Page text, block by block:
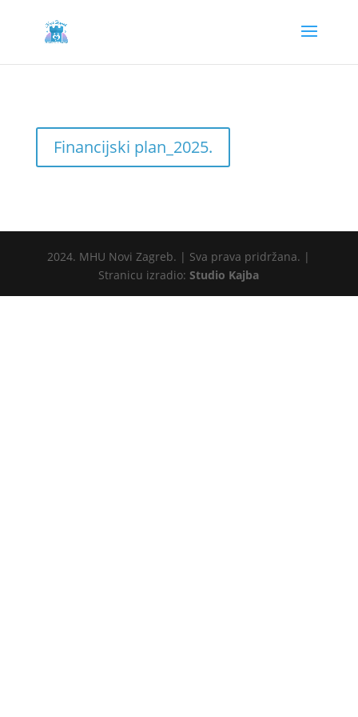
Financijski plan_2025.
2024. MHU Novi Zagreb. | Sva prava pridržana. |
Stranicu izradio:Studio Kajba